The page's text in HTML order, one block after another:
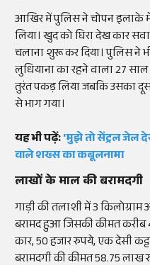
आखिर में पुलिस ने चोपन इलाके में
लिया। खुद को घिरा देख कार
चलाना शुरू कर दिया। पुलिस ने
लुधियाना का रहने वाला 27
तुरंत पकड़ लिया जबकि उसका
से भाग गया।
यह भी पढ़ें:'मुझे तो सेंट्रल जेल
वाले शख्स का कबूलनामा
लाखों के माल की बरामदगी
गाड़ी की तलाशी में 3 किलोग्राम
बरामद हुआ जिसकी कीमत करीब
कार, 50 हजार रुपये, एक देसी
बरामदगी की कीमत 58.75 लाख